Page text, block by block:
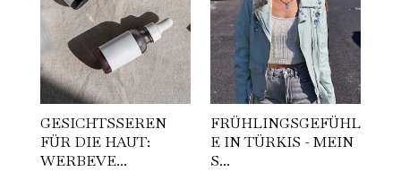
GESICHTSSEREN
FÜR DIE HAUT:
WERBEVE...
FRÜHLINGSGEFÜHL
E IN TÜRKIS - MEIN
S...